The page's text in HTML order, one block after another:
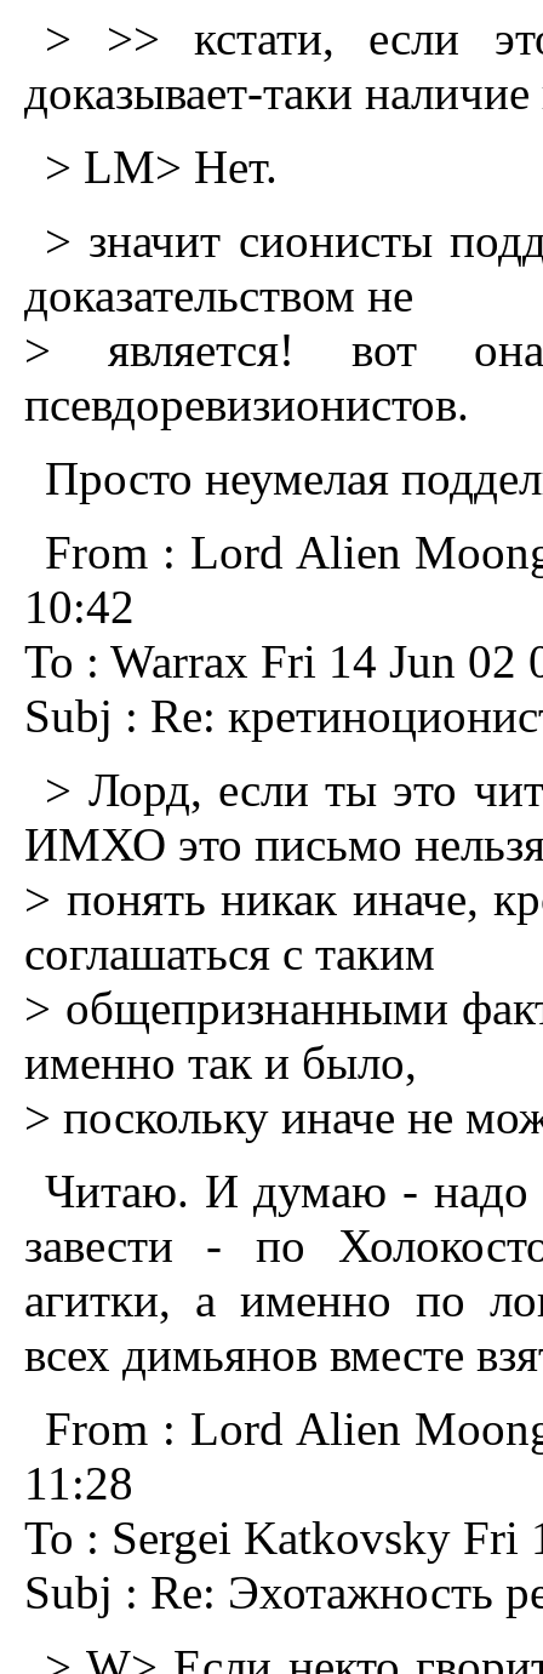
> >> кстати, если
доказывает-таки
> LM> Hет.
> значит сионисты
доказательством не
> является! вот
псевдоревизионистов.
Просто неумелая
From : Lord Alien
10:42
To : Warrax Fri 14 Jun 02
Subj : Re:
> Лорд, если ты это
ИМХО это письмо
> понять никак иначе,
соглашаться с таким
> общепризнанными
именно так и было,
> поскольку иначе не
Читаю. И думаю - надо
завести - по
агитки, а именно по
всех димьянов вместе
From : Lord Alien
11:28
To : Sergei Katkovsky Fri
Subj : Re: Эхотажность